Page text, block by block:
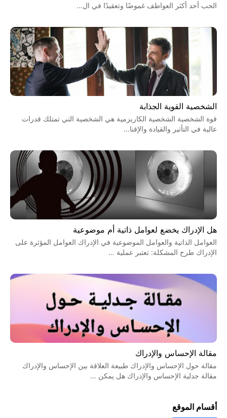
الحب أحد أكثر العواطف غموضًا وتعقيدًا في ال…
الشخصية القوية الجذابة
قوة الشخصية الشخصية الكاريزمية هي الشخصية التي تمتلك قدرات
عالية في التأثير والقيادة والإقنا…
هل الإدراك يخضع لعوامل ذاتية أم موضوعية
العوامل الذاتية والعوامل الموضوعية في الإدراك العوامل المؤثرة على
الإدراك طرح المشكلة: تعتبر عملية …
مقالة الإحساس والإدراك
مقالة حول الإحساس والإدراك طبيعة العلاقة بين الإحساس والإدراك
مقالة جدلية الإحساس والإدراك هل يمكن …
أقسام الموقع